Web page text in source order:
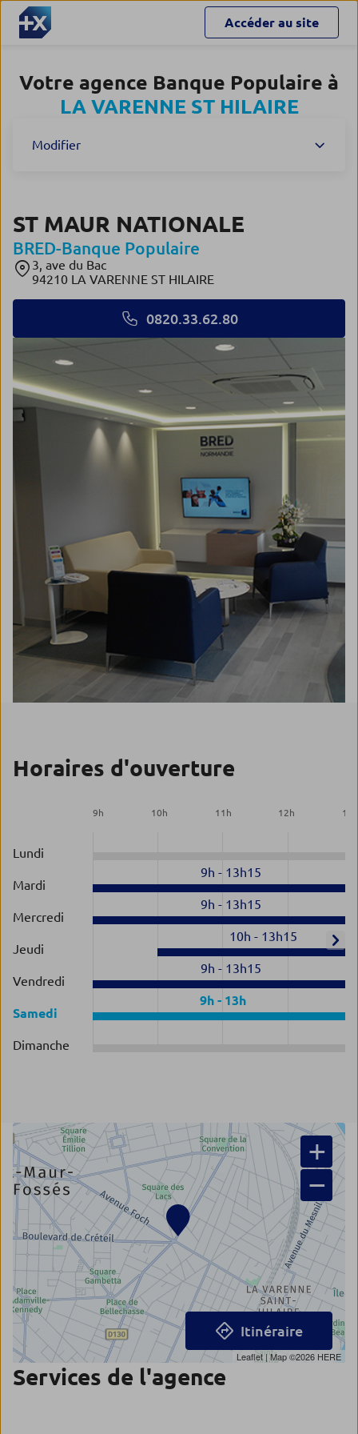
Accéder au site
Votre agence Banque Populaire à
LA VARENNE ST HILAIRE
Modifier
ST MAUR NATIONALE
BRED-Banque Populaire
3, ave du Bac
94210 LA VARENNE ST HILAIRE
0820.33.62.80
Horaires d'ouverture
9h 10h 11 h 12h 13
Lundi
Mardi
9h - 13h15
Mercredi
9h - 13h15
Jeudi
10h - 13h15
Vendredi
9h - 13h15
Samedi
9h- 13h
Dimanche
+
−
Leaflet| Map ©2026 HERE
Itinéraire
Services de l'agence